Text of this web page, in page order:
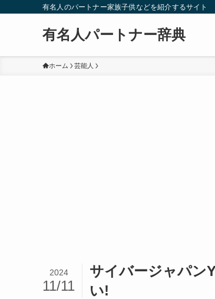
有名人のパートナー家族子供などを紹介するサイト
有名人パートナー辞典
ホーム 芸能人
サイバージャパン
い!
2024
11/11